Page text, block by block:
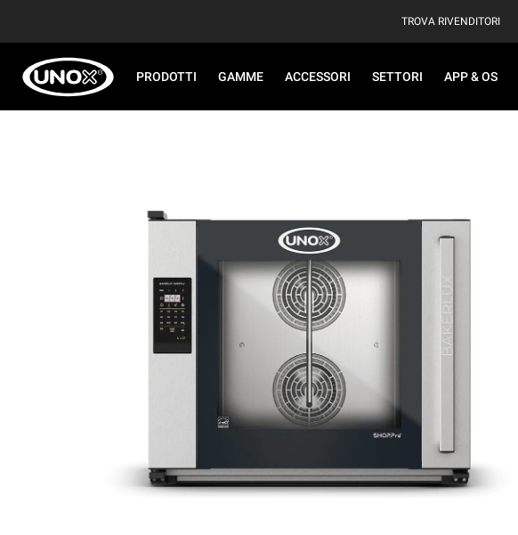
TROVA RIVENDITORI
PRODOTTI GAMME ACCESSORI SETTORI APP & OS